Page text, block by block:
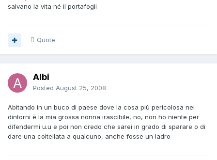
salvano la vita né il portafogli
Quote
Albi
Posted August 25, 2008
Abitando in un buco di paese dove la cosa più pericolosa nei
dintorni è la mia grossa nonna irascibile, no, non ho niente per
difendermi u.u e poi non credo che sarei in grado di sparare o di
dare una coltellata a qualcuno, anche fosse un ladro